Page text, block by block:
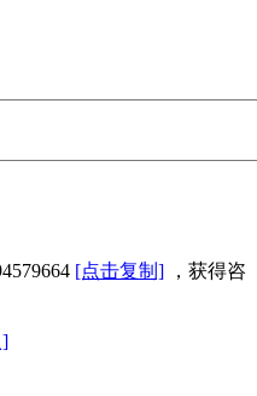
[点击复制] ，获得咨
]